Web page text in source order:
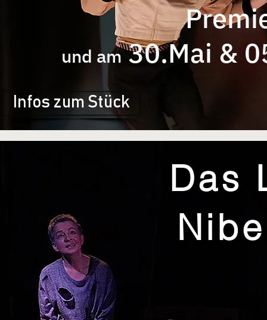
und am 30.Mai &
Infos zum Stück
Das